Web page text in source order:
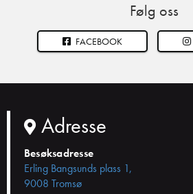
Følg oss
FACEBOOK
Adresse
Besøksadresse
Erling Bangsunds plass 1,
9008 Tromsø